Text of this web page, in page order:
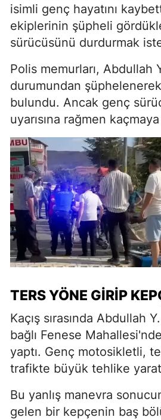
isimli genç hayatını
ekiplerinin şüpheli
sürücüsünü durdurmak
Polis memurları, Abdullah
durumundan
bulundu. Ancak genç
uyarısına rağmen
TERS YÖNE GIRIP
Kaçış sırasında Abdullah
bağlı Fenese
yaptı. Genç motosikletli,
trafikte büyük tehlike
Bu yanlış manevra
gelen bir kepçenin baş